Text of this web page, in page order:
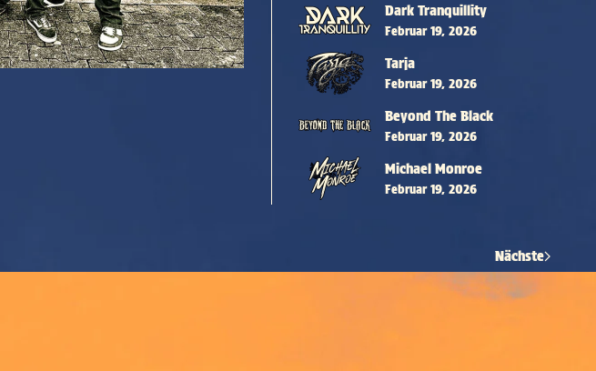
Dark Tranquillity
Februar 19, 2026
Tarja
Februar 19, 2026
Beyond The Black
Februar 19, 2026
Michael Monroe
Februar 19, 2026
Nächste